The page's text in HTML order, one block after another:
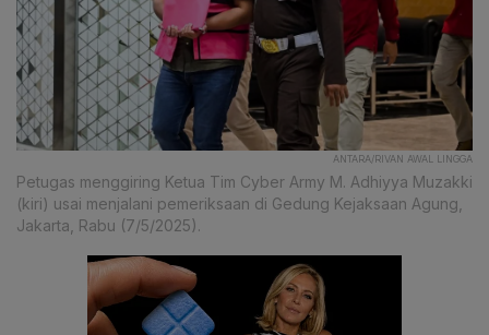
ANTARA/RIVAN AWAL LINGGA
Petugas menggiring Ketua Tim Cyber Army M. Adhiyya Muzakki
(kiri) usai menjalani pemeriksaan di Gedung Kejaksaan Agung,
Jakarta, Rabu (7/5/2025).